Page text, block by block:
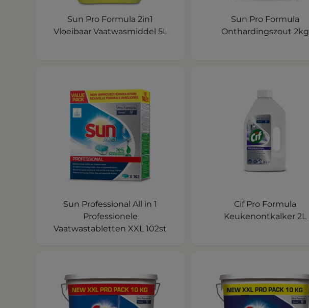
Sun Pro Formula 2in1
Vloeibaar Vaatwasmiddel 5L
Sun Pro Formula
Onthardingszout 2kg
Sun Professional All in 1
Professionele
Vaatwastabletten XXL 102st
Cif Pro Formula
Keukenontkalker 2L